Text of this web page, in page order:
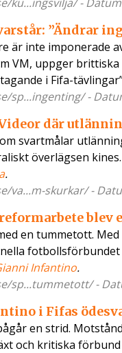
”Ändrar
är inte imponerade
VM, uppger brittiska
i Fifa-
sp...ingenting/ -
där
svartmålar
överlägsen kines.
.
va...m-skurkar/ -
blev
en tummetott.
Infantino.
sp...tummetott/ -
i Fifas
en strid.
och kritiska